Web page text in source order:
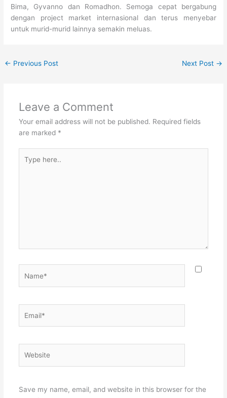
Bima, Gyvanno dan Romadhon. Semoga cepat bergabung
dengan project market internasional dan terus menyebar
untuk murid-murid lainnya semakin meluas.
← Previous Post Next Post →
Leave a Comment
Your email address will not be published. Required fields
are marked *
here..
Save my name, email, and website in this browser for the